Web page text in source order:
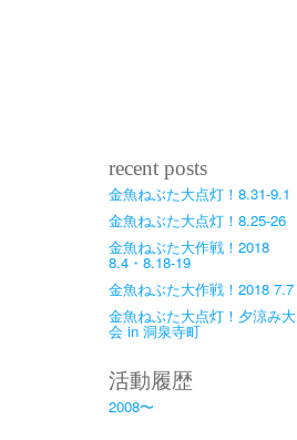
recent posts
金魚ねぶた大点灯！8.31-9.1
金魚ねぶた大点灯！8.25-26
金魚ねぶた大作戦！2018
8.4・8.18-19
金魚ねぶた大作戦！2018 7.7
金魚ねぶた大点灯！夕涼み大
会 in 洞泉寺町
活動履歴
2008〜